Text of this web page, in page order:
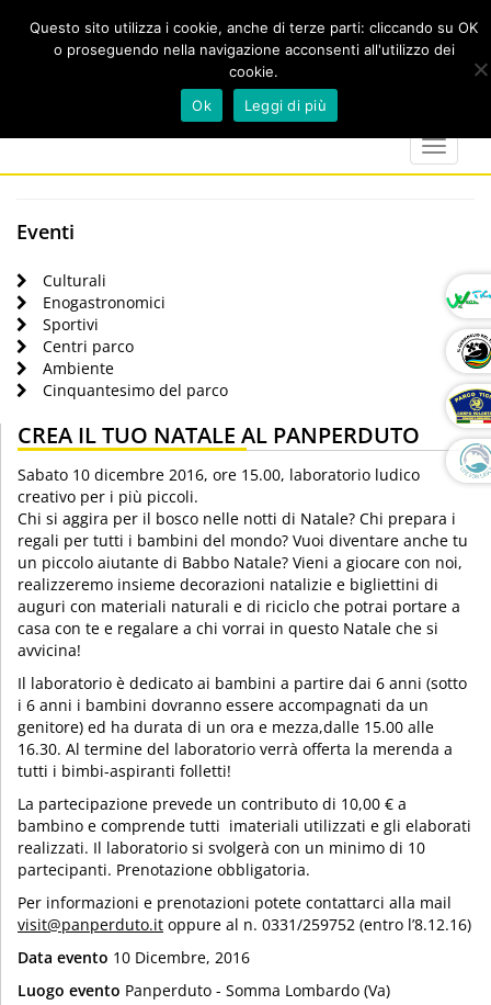
marker
calendar
Toggle
Eventi
Culturali
Enogastronomici
Sportivi
Centri parco
Ambiente
Cinquantesimo del parco
CREA IL TUO NATALE AL PANPERDUTO
Sabato 10 dicembre 2016, ore 15.00, laboratorio ludico
creativo per i più piccoli.
Chi si aggira per il bosco nelle notti di Natale? Chi prepara i
regali per tutti i bambini del mondo? Vuoi diventare anche tu
un piccolo aiutante di Babbo Natale? Vieni a giocare con noi,
realizzeremo insieme decorazioni natalizie e bigliettini di
auguri con materiali naturali e di riciclo che potrai portare a
casa con te e regalare a chi vorrai in questo Natale che si
avvicina!
Il laboratorio è dedicato ai bambini a partire dai 6 anni (sotto
i 6 anni i bambini dovranno essere accompagnati da un
genitore) ed ha durata di un ora e mezza,dalle 15.00 alle
16.30. Al termine del laboratorio verrà offerta la merenda a
tutti i bimbi-aspiranti folletti!
La partecipazione prevede un contributo di 10,00 € a
bambino e comprende tutti imateriali utilizzati e gli elaborati
realizzati. Il laboratorio si svolgerà con un minimo di 10
partecipanti. Prenotazione obbligatoria.
Per informazioni e prenotazioni potete contattarci alla mail
visit@panperduto.it oppure al n. 0331/259752 (entro l’8.12.16)
Data evento 10 Dicembre, 2016
Luogo evento Panperduto - Somma Lombardo (Va)
Questo sito utilizza i cookie, anche di terze parti: cliccando su OK
o proseguendo nella navigazione acconsenti all'utilizzo dei
cookie.
Ok
Leggi di più